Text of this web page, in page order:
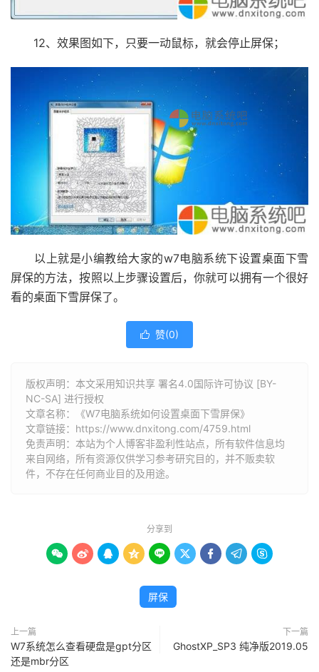
12、效果图如下，只要一动鼠标，就会停止屏保；
以上就是小编教给大家的w7电脑系统下设置桌面下雪
屏保的方法，按照以上步骤设置后，你就可以拥有一个很好
看的桌面下雪屏保了。
 赞(0)
版权声明：本文采用知识共享 署名4.0国际许可协议 [BY-
NC-SA] 进行授权
文章名称：《W7电脑系统如何设置桌面下雪屏保》
文章链接： https://www.dnxitong.com/4759.html
免责声明：本站为个人博客非盈利性站点，所有软件信息均
来自网络，所有资源仅供学习参考研究目的，并不贩卖软
件，不存在任何商业目的及用途。
分享到
        
屏保
上一篇
W7系统怎么查看硬盘是gpt分区
还是mbr分区
下一篇
GhostXP_SP3 纯净版2019.05